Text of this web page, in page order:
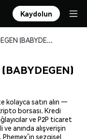
Kaydolun
BABY DEGEN (BABYDEGEN) Güvenle Satın Alın ve Saklayın
kolayca satın alın —
borsası. Kredi
ve P2P ticaret
anında alışverişin
Phemex’in sezgisel